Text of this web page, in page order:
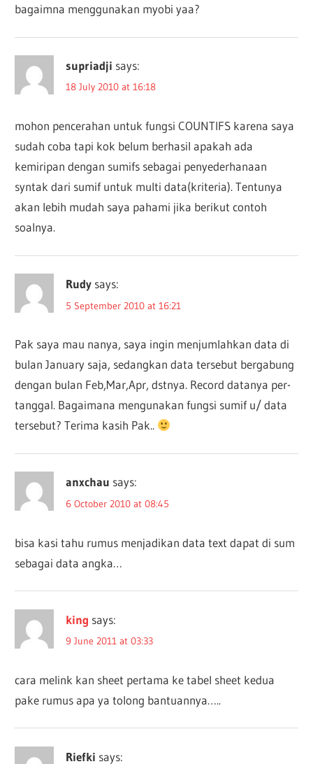
bagaimna menggunakan myobi yaa?
supriadji says:
18 July 2010 at 16:18
mohon pencerahan untuk fungsi COUNTIFS karena saya
sudah coba tapi kok belum berhasil apakah ada
kemiripan dengan sumifs sebagai penyederhanaan
syntak dari sumif untuk multi data(kriteria). Tentunya
akan lebih mudah saya pahami jika berikut contoh
soalnya.
Rudy says:
5 September 2010 at 16:21
Pak saya mau nanya, saya ingin menjumlahkan data di
bulan January saja, sedangkan data tersebut bergabung
dengan bulan Feb,Mar,Apr, dstnya. Record datanya per-
tanggal. Bagaimana mengunakan fungsi sumif u/ data
tersebut? Terima kasih Pak..
anxchau says:
6 October 2010 at 08:45
bisa kasi tahu rumus menjadikan data text dapat di sum
sebagai data angka…
king says:
9 June 2011 at 03:33
cara melink kan sheet pertama ke tabel sheet kedua
pake rumus apa ya tolong bantuannya…..
Riefki says: